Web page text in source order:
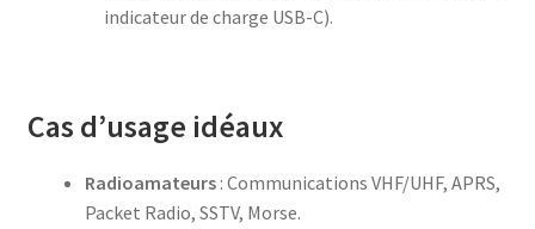
indicateur de charge USB-C).
Cas d’usage idéaux
Radioamateurs: Communications VHF/UHF, APRS,
Packet Radio, SSTV, Morse.